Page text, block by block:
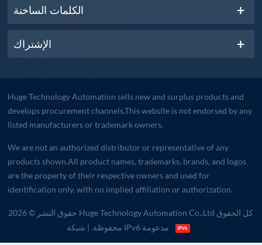
الكلمات الساخنة
الإشتراك
Huge Technology Automation sells new and surplus products and
develops procurement channels.This website is not endorsed by any
listed manufacturers or trademark owners.
We are not an authorized distributor or representative of any
products shown.All product names, trademarks, brands, and logos
are the property of their respective owners and used for
identification only, with no implied affiliation or authorization.
حقوق النشر © 2026 Huge Technology Automation Co.,Ltd كل الحقوق
محفوظة.